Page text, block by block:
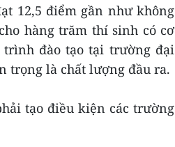
12,5 điểm gần như không
hàng trăm thí sinh có cơ
đào tạo tại trường đại
trọng là chất lượng đầu ra.
tạo điều kiện các trường